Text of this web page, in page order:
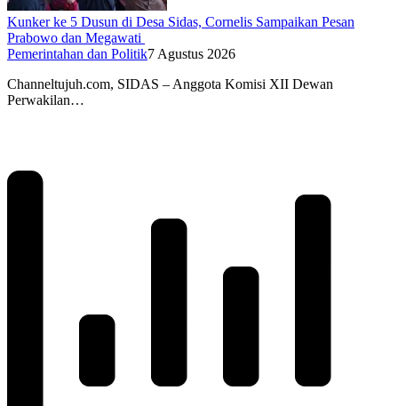
Kunker ke 5 Dusun di Desa Sidas, Cornelis Sampaikan Pesan
Prabowo dan Megawati
Pemerintahan dan Politik7 Agustus 2026
Channeltujuh.com, SIDAS – Anggota Komisi XII Dewan
Perwakilan…